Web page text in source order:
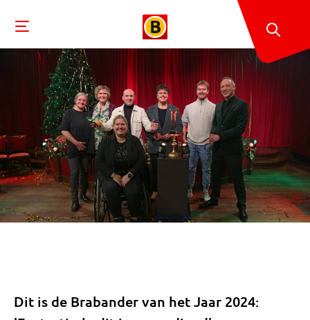
Dit is de Brabander van het Jaar 2024: